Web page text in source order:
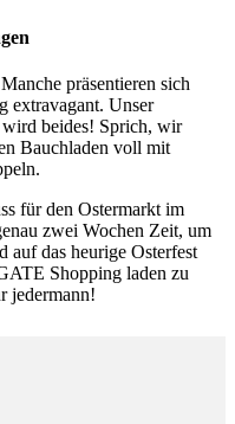
präsentieren sich
extravagant. Unser
wird beides! Sprich, wir
Bauchladen voll mit
für den Ostermarkt im
zwei Wochen Zeit, um
auf das heurige Osterfest
Shopping laden zu
jedermann!